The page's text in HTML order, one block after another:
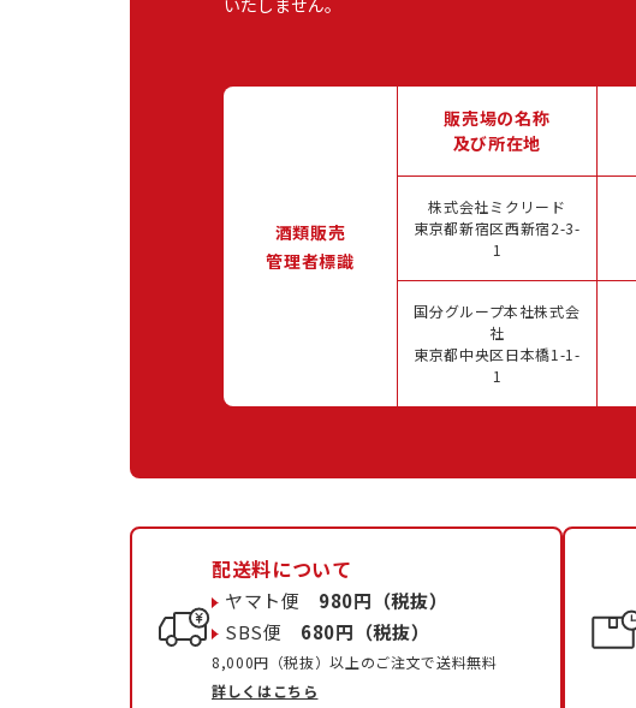
いたしません。
酒類販売
管理者標識
販売場の名称
及び所在地
株式会社ミクリード
東京都新宿区西新宿2-3-
1
国分グループ本社株式会
社
東京都中央区日本橋1-1-
1
配送料について
ヤマト便 980円（税抜）
SBS便 680円（税抜）
8,000円（税抜）以上のご注文で送料無料
詳しくはこちら